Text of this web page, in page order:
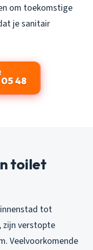
om toekomstige
je sanitair
05 48
toilet
tot
zijn verstopte
Veelvoorkomende